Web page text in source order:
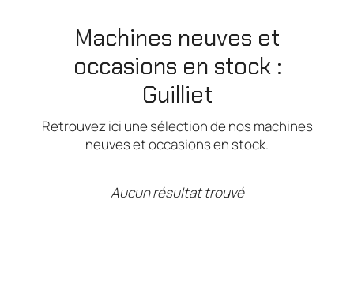
Machines neuves et
occasions en stock :
Guilliet
Retrouvez ici une sélection de nos machines
neuves et occasions en stock.
Aucun résultat trouvé